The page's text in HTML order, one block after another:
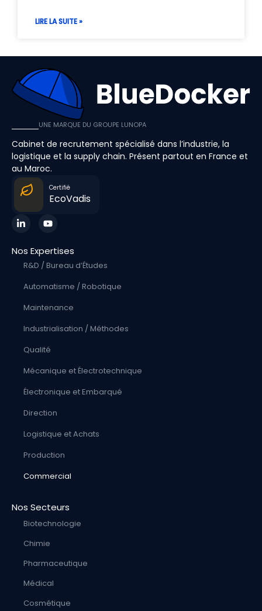
LIRE LA SUITE »
UNE MARQUE DU GROUPE LUNOPA
Cabinet de recrutement spécialisé dans l’industrie, la
logistique et la supply chain. Présent partout en France et
au Maroc.
Certifié
EcoVadis
Nos Expertises
R&D / Bureau d’Études
Automatisme / Robotique
Maintenance
Industrialisation / Méthodes
Qualité
Mécanique et Électrotechnique
Électronique et Embarqué
Direction
Logistique et Achats
Production
Commercial
Nos Secteurs
Biotechnologie
Chimie
Pharmaceutique
Médical
Cosmétique